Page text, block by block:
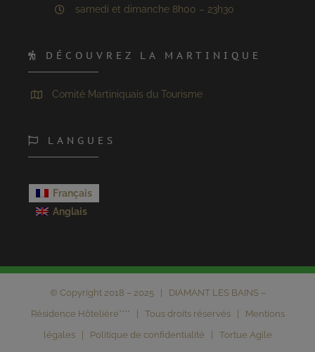
samedi et dimanche 8h00 – 23h30
DÉCOUVREZ LA MARTINIQUE
Comité Martiniquais du Tourisme
LANGUES
Français
Anglais
© Copyright 2018 – 2025 | DIAMANT LES BAINS –
Résidence Hôtelière**** | Tous droits réservés | Mentions
légales| Politique de confidentialité | Tortue Agile